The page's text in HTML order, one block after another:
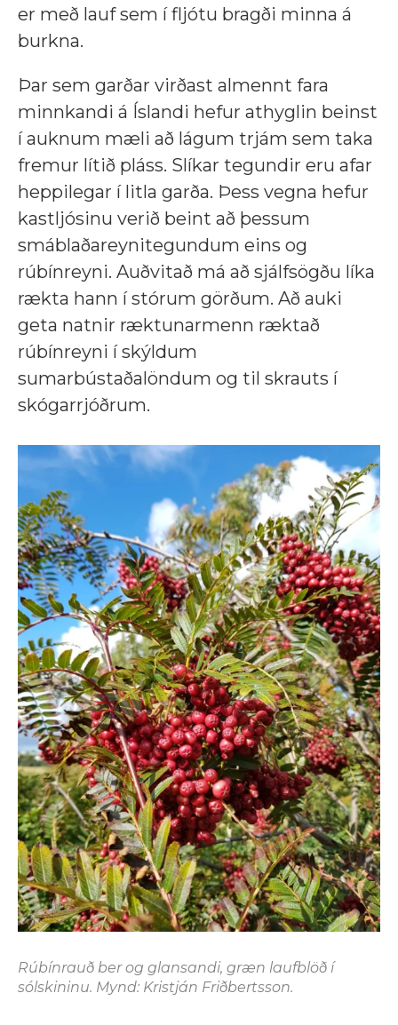
er með lauf sem í fljótu bragði minna á
burkna.
Þar sem garðar virðast almennt fara
minnkandi á Íslandi hefur athyglin beinst
í auknum mæli að lágum trjám sem taka
fremur lítið pláss. Slíkar tegundir eru afar
heppilegar í litla garða. Þess vegna hefur
kastljósinu verið beint að þessum
smáblaðareynitegundum eins og
rúbínreyni. Auðvitað má að sjálfsögðu líka
rækta hann í stórum görðum. Að auki
geta natnir ræktunarmenn ræktað
rúbínreyni í skýldum
sumarbústaðalöndum og til skrauts í
skógarrjóðrum.
Rúbínrauð ber og glansandi, græn laufblöð í
sólskininu. Mynd: Kristján Friðbertsson.